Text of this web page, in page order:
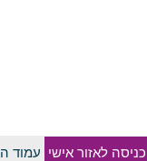
כניסה לאזור אישי עמוד